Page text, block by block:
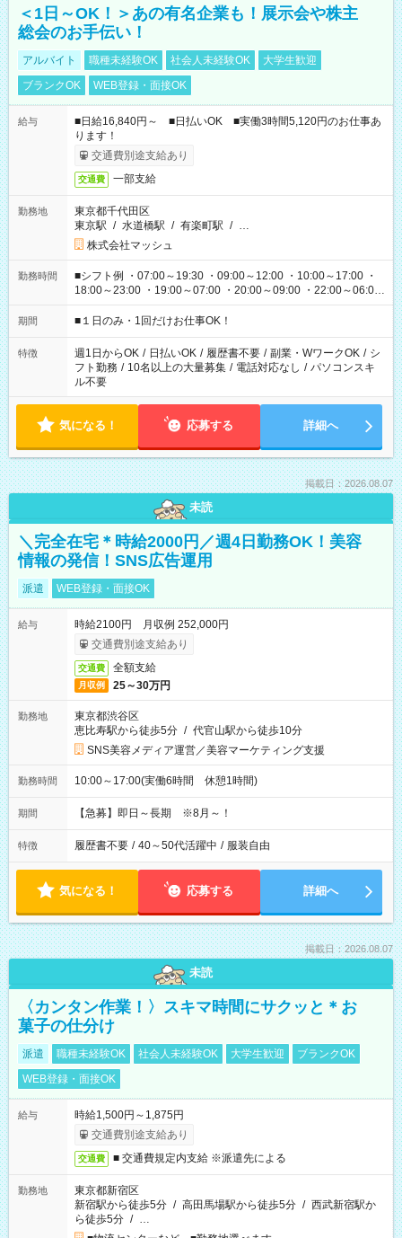
＜1日～OK！＞あの有名企業も！展示会や株主
総会のお手伝い！
アルバイト 職種未経験OK 社会人未経験OK
大学生歓迎
ブランクOK
WEB登録・面接OK
給与
■日給16,840円～ ■日払いOK ■実働3時間5,120円のお仕事あ
ります！
交通費別途支給あり
交通費 一部支給
勤務地
東京都千代田区
東京駅 / 水道橋駅 / 有楽町駅 / …
株式会社マッシュ
勤務時間
■シフト例 ・07:00～19:30 ・09:00～12:00 ・10:00～17:00 ・
18:00～23:00 ・19:00～07:00 ・20:00～09:00 ・22:00～06:00
etc ★最短で3時間で5,120円のお仕事から 15時間で2万円近く稼
げるお仕事も！ ご希望のお時間に合わせてご紹介！ ※シフトは
ください！
期間 ■１日のみ・1回だけお仕事OK！
特徴 週1日からOK / 日払いOK / 履歴書不要 / 副業・WワークOK / シ
フト勤務 / 10名以上の大量募集 / 電話対応なし / パソコンスキ
ル不要
気になる！ 応募する 詳細へ
掲載日：2026.08.07
未読
＼完全在宅＊時給2000円／週4日勤務OK！美容
情報の発信！SNS広告運用
派遣 WEB登録・面接OK
給与
時給2100円 月収例 252,000円
交通費別途支給あり
交通費 全額支給
月収例 25～30万円
勤務地
東京都渋谷区
恵比寿駅から徒歩5分 / 代官山駅から徒歩10分
SNS美容メディア運営／美容マーケティング支援
勤務時間 10:00～17:00(実働6時間 休憩1時間)
期間 【急募】即日～長期 ※8月～！
特徴 履歴書不要 / 40～50代活躍中 / 服装自由
気になる！ 応募する 詳細へ
掲載日：2026.08.07
未読
〈カンタン作業！〉スキマ時間にサクッと＊お
菓子の仕分け
派遣 職種未経験OK 社会人未経験OK 大学生歓迎
ブランクOK
WEB登録・面接OK
給与
時給1,500円～1,875円
交通費別途支給あり
交通費 ■ 交通費規定内支給 ※派遣先による
勤務地
東京都新宿区
新宿駅から徒歩5分 / 高田馬場駅から徒歩5分 / 西武新宿駅か
ら徒歩5分 / …